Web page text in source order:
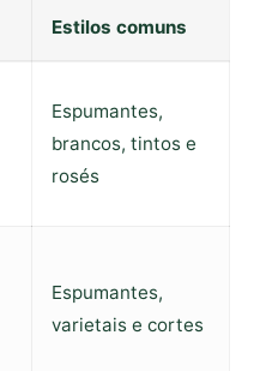
Estilos comuns
Espumantes,
brancos, tintos e
rosés
Espumantes,
varietais e cortes